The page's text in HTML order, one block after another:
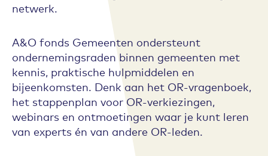
netwerk.
A&O fonds Gemeenten ondersteunt
ondernemingsraden binnen gemeenten met
kennis, praktische hulpmiddelen en
bijeenkomsten. Denk aan het OR-vragenboek,
het stappenplan voor OR-verkiezingen,
webinars en ontmoetingen waar je kunt leren
van experts én van andere OR-leden.